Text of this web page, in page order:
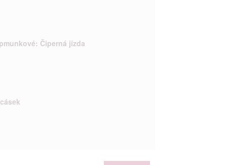
Čiperná jízda
chyb,